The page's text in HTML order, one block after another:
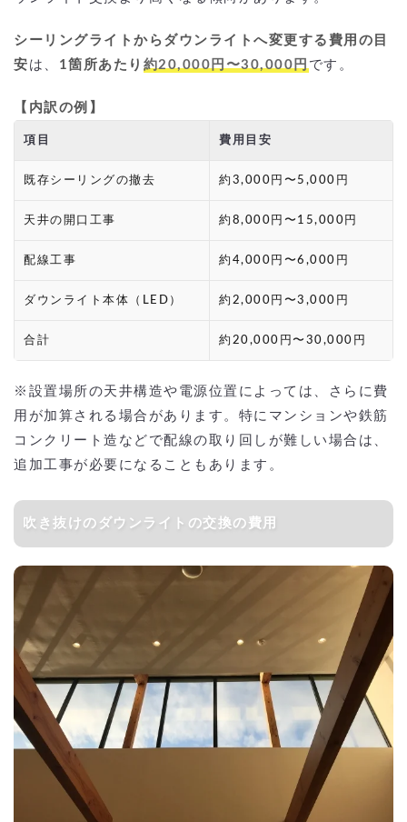
シーリングライトからダウンライトへ変更する費用の目
安 は、 1箇所あたり 約20,000円〜30,000円 です。
【内訳の例】
項目 費用目安
既存シーリングの撤去 約3,000円〜5,000円
天井の開口工事 約8,000円〜15,000円
配線工事 約4,000円〜6,000円
ダウンライト本体（LED） 約2,000円〜3,000円
合計 約20,000円〜30,000円
※設置場所の天井構造や電源位置によっては、さらに費
用が加算される場合があります。特にマンションや鉄筋
コンクリート造などで配線の取り回しが難しい場合は、
追加工事が必要になることもあります。
吹き抜けのダウンライトの交換の費用